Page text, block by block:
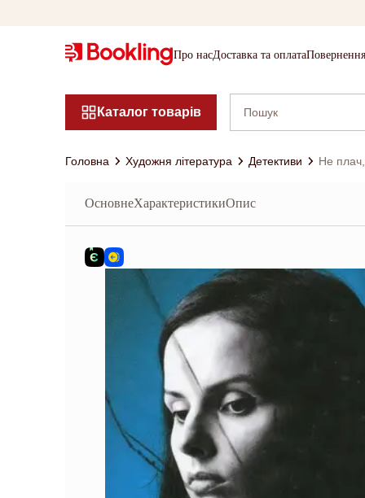
Про насДоставка та оплата
Каталог товарів
Головна Художня література Детективи Не
ОсновнеХарактеристикиОпис